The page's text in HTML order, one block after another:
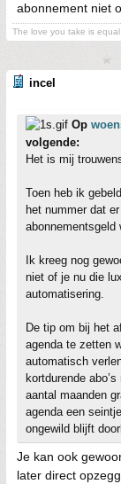
abonnement niet
The love you take is
incel
Op
volgende:
Het is mij
Toen heb ik
het nummer dat
abonnementsgeld
Ik kreeg nog
niet of je nu die
automatisering.
De tip om bij het
agenda te zetten
automatisch
kortdurende
aantal maanden
agenda een
ongewild blijft
Je kan ook
later direct